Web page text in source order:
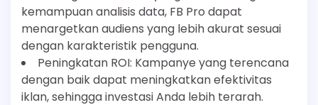
kemampuan analisis data, FB Pro dapat
menargetkan audiens yang lebih akurat sesuai
dengan karakteristik pengguna.
Peningkatan ROI: Kampanye yang terencana
dengan baik dapat meningkatkan efektivitas
iklan, sehingga investasi Anda lebih terarah.